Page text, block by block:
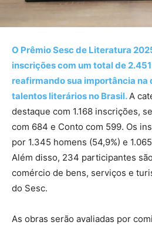
O Prêmio Sesc de Literatura
inscrições com um total de
reafirmando sua importância na
talentos literários no Brasil. A
destaque com 1.168 inscrições,
com 684 e Conto com 599.​ Os
por 1.345 homens (54,9%) e
Além disso, 234 participantes
comércio de bens, serviços e
do Sesc.
As obras serão avaliadas por